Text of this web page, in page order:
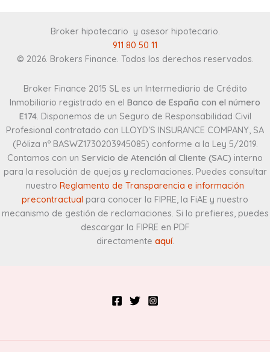
Broker hipotecario y asesor hipotecario.
911 80 50 11
© 2026. Brokers Finance. Todos los derechos reservados.
Broker Finance 2015 SL es un Intermediario de Crédito
Inmobiliario registrado en el Banco de España con el número
E174. Disponemos de un Seguro de Responsabilidad Civil
Profesional contratado con LLOYD’S INSURANCE COMPANY, SA
(Póliza nº BASWZ1730203945085) conforme a la Ley 5/2019.
Contamos con un Servicio de Atención al Cliente (SAC) interno
para la resolución de quejas y reclamaciones. Puedes consultar
nuestro Reglamento de Transparencia e información
precontractual para conocer la FIPRE, la FiAE y nuestro
mecanismo de gestión de reclamaciones. Si lo prefieres, puedes
descargar la FIPRE en PDF
directamente aquí.